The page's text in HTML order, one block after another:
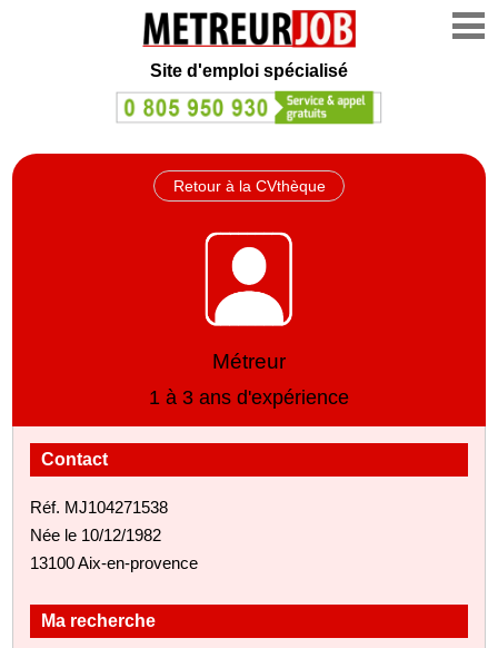
Site d'emploi spécialisé
Retour à la CVthèque
Métreur
1 à 3 ans d'expérience
Contact
Réf. MJ104271538
Née le 10/12/1982
13100 Aix-en-provence
Ma recherche